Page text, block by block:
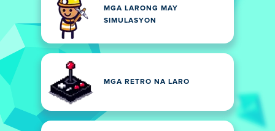
MGA LARONG MAY
SIMULASYON
MGA RETRO NA LARO